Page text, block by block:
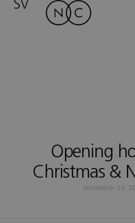
SV
Opening
Christmas &
November 29,